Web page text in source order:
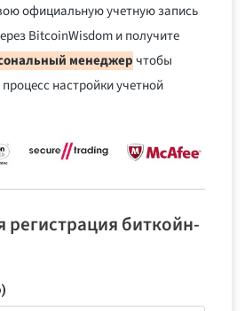
официальную учетную запись
BitcoinWisdom и получите
менеджерчтобы
настройки учетной
биткойн-